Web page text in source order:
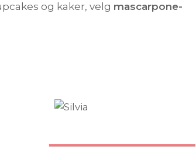
og kaker, velg mascarpone-